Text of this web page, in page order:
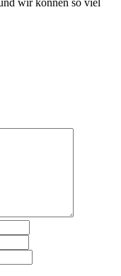
wir können so viel